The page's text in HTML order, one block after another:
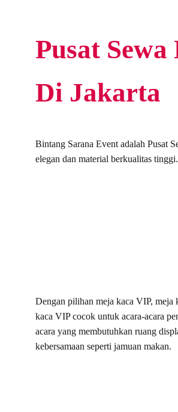
Pusat
Di Jakarta
Bintang Sarana Event adalah Pusat
elegan dan material berkualitas tinggi.
Dengan pilihan meja kaca VIP, meja
kaca VIP cocok untuk acara-acara
acara yang membutuhkan ruang
kebersamaan seperti jamuan makan.